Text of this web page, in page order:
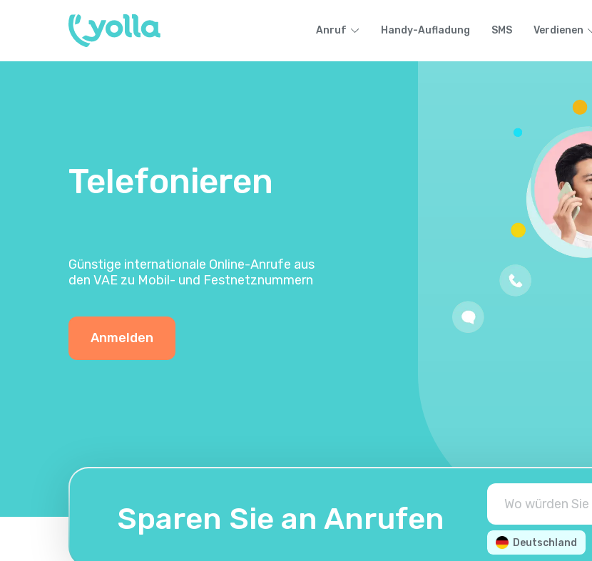
Anruf Handy-Aufladung SMS Verdienen
Telefonieren
Günstige internationale Online-Anrufe aus
den VAE zu Mobil- und Festnetznummern
Anmelden
Sparen Sie an Anrufen
Deutschland